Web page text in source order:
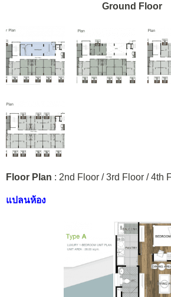
Ground Floor
Floor Plan : 2nd Floor / 3rd Floor / 4th
แปลนห้อง